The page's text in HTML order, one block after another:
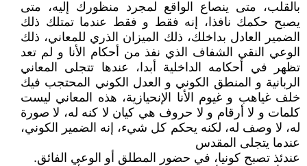
بالقلب، متى ينصاع الواقع لمجرد منظورك إليه، متى
يصبح حكمك نافذا، إنه فقط و فقط عندما تمتلك ذلك
الضمير العادل بداخلك، ذلك الميزان الذري للمعاني، ذلك
الوعي النقي الشفاف الذي نفذ من أحكام اﻷنا و لم تعد
تظهر في أحكامه الداخلية أبدا، عندها تتجلى المعاني
الربانية و المنطق الكوني و العدل الكوني المحتجب فيك
خلف غياهب و غيوم اﻷنا الإنحيازية، هذه المعاني ليست
كلمات و لا أرقام و لا حروف هي كيان لا كنه له، لا صورة
له، لا وصف له، لكنه يحكم كل شيء، إنه الضمير الكوني،
عندما يتجلى المقدس
عندئذ تصبح كونيا، في حضور المطلق أو الوعي الفائق.